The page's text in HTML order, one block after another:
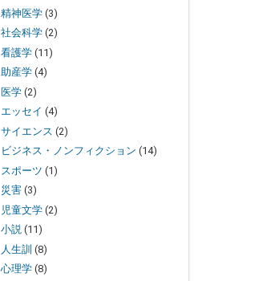
精神医学 (3)
社会科学 (2)
看護学 (11)
助産学 (4)
医学 (2)
エッセイ (4)
サイエンス (2)
ビジネス・ノンフィクション (14)
スポーツ (1)
災害 (3)
児童文学 (2)
小説 (11)
人生訓 (8)
心理学 (8)